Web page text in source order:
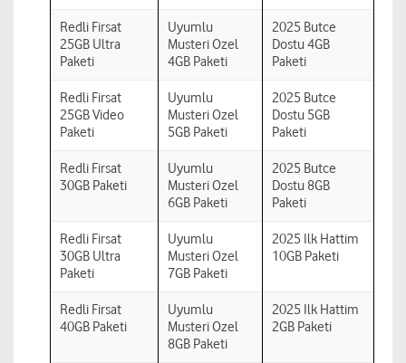
Redli Firsat
25GB Ultra
Paketi
Uyumlu
Musteri Ozel
4GB Paketi
2025 Butce
Dostu 4GB
Paketi
Redli Firsat
25GB Video
Paketi
Uyumlu
Musteri Ozel
5GB Paketi
2025 Butce
Dostu 5GB
Paketi
Redli Firsat
30GB Paketi
Uyumlu
Musteri Ozel
6GB Paketi
2025 Butce
Dostu 8GB
Paketi
Redli Firsat
30GB Ultra
Paketi
Uyumlu
Musteri Ozel
7GB Paketi
2025 Ilk Hattim
10GB Paketi
Redli Firsat
40GB Paketi
Uyumlu
Musteri Ozel
8GB Paketi
2025 Ilk Hattim
2GB Paketi